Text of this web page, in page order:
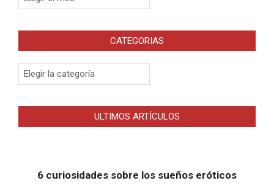
CATEGORIAS
Categorias
ULTIMOS ARTÍCULOS
6 curiosidades sobre los sueños eróticos